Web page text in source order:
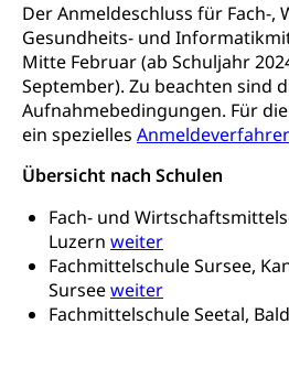
Der Anmeldeschluss für Fach-,
Gesundheits- und
Mitte Februar (ab Schuljahr
September). Zu beachten sind
Aufnahmebedingungen. Für
ein spezielles
Übersicht nach Schulen
Fach- und
Luzern weiter
Fachmittelschule Sursee,
Surseeweiter
Fachmittelschule Seetal,
Prämienverbilligung
Obligatorische
Luzern)
Kranken- und
sichere Lebensmittel,
Lebensmittelhygiene,
Prävention
Gesundheitsvorsorge, Wellness,
Suchtprävention,
Tabakprävention,
Kantonales
Soziale Sicherheit
Sozialversicherungen,
Arbeitslosenversicherung,
Mutterschaftsversicherung,